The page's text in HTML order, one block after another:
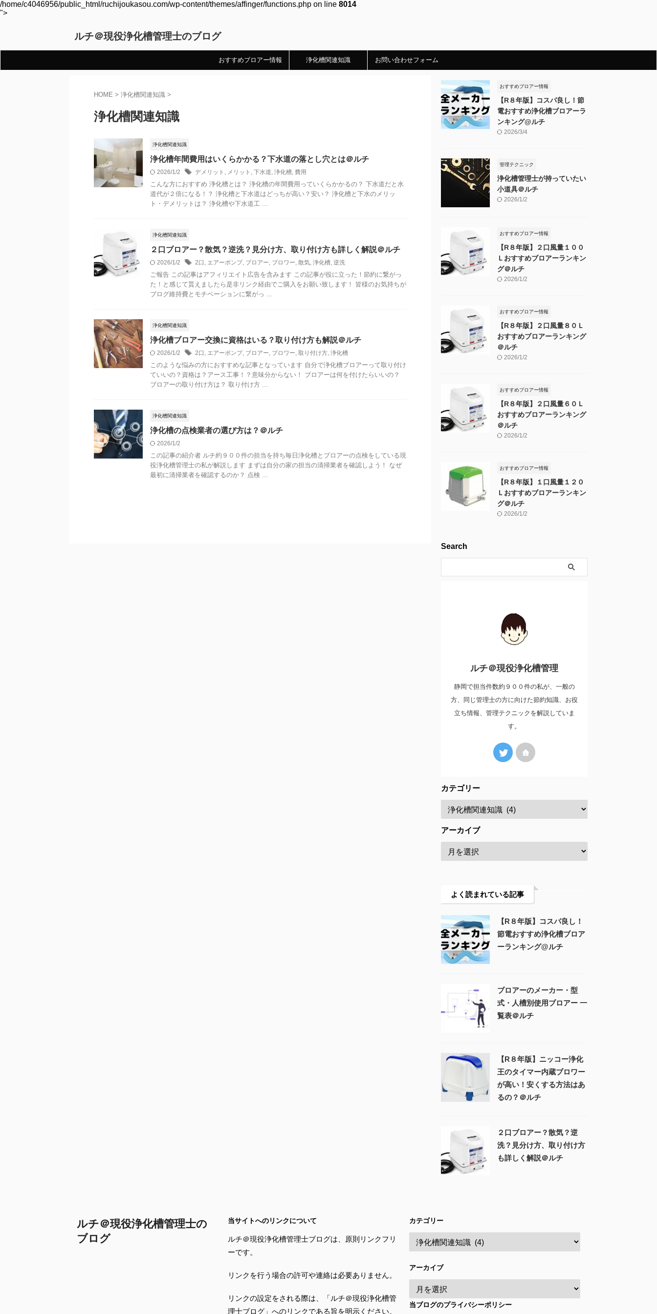
/home/c4046956/public_html/ruchijoukasou.com/wp-content/themes/affinger/functions.php on line 8014
">
ルチ＠現役浄化槽管理士のブログ
おすすめブロアー情報 浄化槽関連知識 お問い合わせフォーム
HOME > 浄化槽関連知識 >
浄化槽関連知識
浄化槽関連知識
浄化槽年間費用はいくらかかる？下水道の落とし穴とは＠ルチ
2026/1/2 デメリット , メリット , 下水道, 浄化槽, 費用
こんな方におすすめ 浄化槽とは？ 浄化槽の年間費用っていくらかかるの？ 下水道だと水
道代が２倍になる！？ 浄化槽と下水道はどっちが高い？安い？ 浄化槽と下水のメリッ
ト・デメリットは？ 浄化槽や下水道工 ...
浄化槽関連知識
２口ブロアー？散気？逆洗？見分け方、取り付け方も詳しく解説＠ルチ
2026/1/2 2口 , エアーポンプ, ブロアー, ブロワー, 散気, 浄化槽, 逆洗
ご報告 この記事はアフィリエイト広告を含みます この記事が役に立った！節約に繋がっ
た！と感じて貰えましたら是非リンク経由でご購入をお願い致します！ 皆様のお気持ちが
ブログ維持費とモチベーションに繋がっ ...
浄化槽関連知識
浄化槽ブロアー交換に資格はいる？取り付け方も解説＠ルチ
2026/1/2 2口 , エアーポンプ, ブロアー, ブロワー, 取り付け方, 浄化槽
このような悩みの方におすすめな記事となっています 自分で浄化槽ブロアーって取り付け
ていいの？資格は？アース工事！？意味分からない！ ブロアーは何を付けたらいいの？
ブロアーの取り付け方は？ 取り付け方 ...
浄化槽関連知識
浄化槽の点検業者の選び方は？＠ルチ
2026/1/2
この記事の紹介者 ルチ約９００件の担当を持ち毎日浄化槽とブロアーの点検をしている現
役浄化槽管理士の私が解説します まずは自分の家の担当の清掃業者を確認しよう！ なぜ
最初に清掃業者を確認するのか？ 点検 ...
おすすめブロアー情報
【R８年版】コスパ良し！節
電おすすめ浄化槽ブロアーラ
ンキング@ルチ
2026/3/4
管理テクニック
浄化槽管理士が持っていたい
小道具＠ルチ
2026/1/2
おすすめブロアー情報
【R８年版】２口風量１００
Ｌおすすめブロアーランキン
グ＠ルチ
2026/1/2
おすすめブロアー情報
【R８年版】２口風量８０Ｌ
おすすめブロアーランキング
＠ルチ
2026/1/2
おすすめブロアー情報
【R８年版】２口風量６０Ｌ
おすすめブロアーランキング
＠ルチ
2026/1/2
おすすめブロアー情報
【R８年版】１口風量１２０
Ｌおすすめブロアーランキン
グ＠ルチ
2026/1/2
Search
ルチ＠現役浄化槽管理
静岡で担当件数約９００件の私が、一般の
方、同じ管理士の方に向けた節約知識、お役
立ち情報、管理テクニックを解説していま
す。
カテゴリー
アーカイブ
よく読まれている記事
【R８年版】コスパ良し！
節電おすすめ浄化槽ブロア
ーランキング@ルチ
ブロアーのメーカー・型
式・人槽別使用ブロアー 一
覧表＠ルチ
【R８年版】ニッコー浄化
王のタイマー内蔵ブロワー
が高い！安くする方法はあ
るの？＠ルチ
２口ブロアー？散気？逆
洗？見分け方、取り付け方
も詳しく解説＠ルチ
当サイトへのリンクについて
ルチ＠現役浄化槽管理士ブログは、原則リンクフリ
ーです。
リンクを行う場合の許可や連絡は必要ありません。
リンクの設定をされる際は、「ルチ＠現役浄化槽管
理士ブログ」へのリンクである旨を明示ください。
カテゴリー
アーカイブ
当ブログのプライバシーポリシー
ルチ＠現役浄化槽管理士の
ブログ